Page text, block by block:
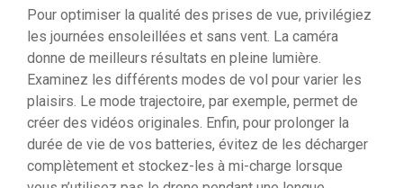
Pour optimiser la qualité des prises de vue, privilégiez
les journées ensoleillées et sans vent. La caméra
donne de meilleurs résultats en pleine lumière.
Examinez les différents modes de vol pour varier les
plaisirs. Le mode trajectoire, par exemple, permet de
créer des vidéos originales. Enfin, pour prolonger la
durée de vie de vos batteries, évitez de les décharger
complètement et stockez-les à mi-charge lorsque